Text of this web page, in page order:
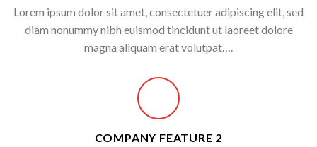
Lorem ipsum dolor sit amet, consectetuer adipiscing elit, sed
diam nonummy nibh euismod tincidunt ut laoreet dolore
magna aliquam erat volutpat….
COMPANY FEATURE 2